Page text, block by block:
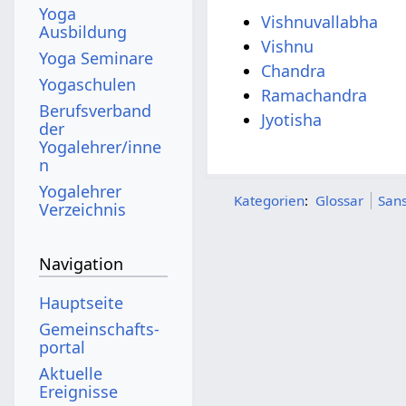
Vishnuvallabha
Vishnu
Chandra
Ramachandra
Jyotisha
Kategorien: Glossar
Yoga
Ausbildung
Yoga Seminare
Yogaschulen
Berufsverband
der
Yogalehrer/inne
n
Yogalehrer
Verzeichnis
Navigation
Hauptseite
Gemeinschafts­
portal
Aktuelle
Ereignisse